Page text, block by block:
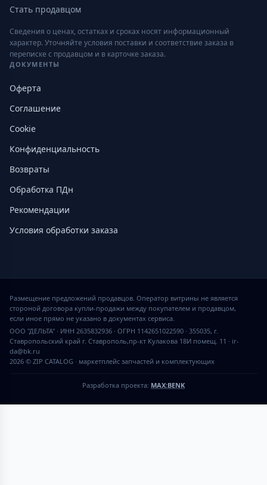
Стать продавцом
Сведения о ценах, остатках и сроках носят информационный
характер. Уточняйте условия поставки и соответствие заказа в
переписке с продавцом и в карточке заказа.
ДОКУМЕНТЫ
Оферта
Соглашение
Cookie
Конфиденциальность
Возвраты
Обработка ПДн
Рекомендации
Условия обработки заказа
2026 © ZIP CATALOG · маркетплейс запчастей и комплектующих
Размещение предложений продавцов. Оператор витрины не является
стороной договора купли-продажи между покупателем и продавцом,
если иное прямо не указано в документах сервиса.
ООО "ДЕЛЬТА" · ИНН 2635832936 · ОГРН 1142651022590 · 355035, г.
Ставропольский край г. Ставрополь,пр-кт Кулакова 18И помещ. 11 · ir-
da@bk.ru
Разработка проекта: MAX:BENK